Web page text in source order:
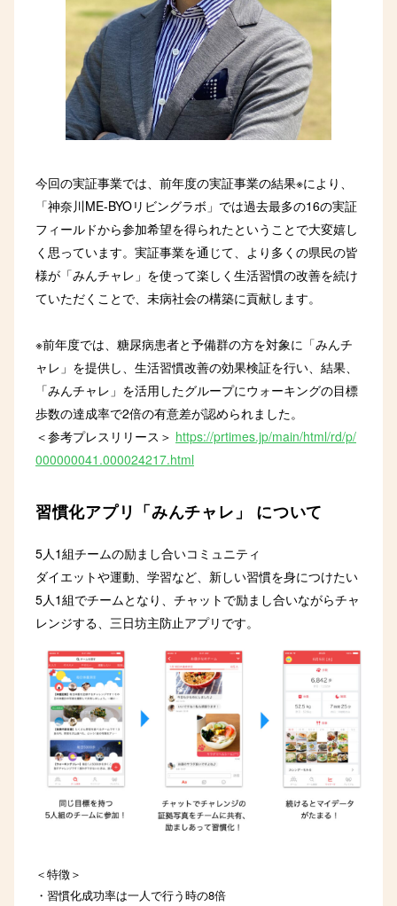
今回の実証事業では、前年度の実証事業の結果※により、
「神奈川ME-BYOリビングラボ」では過去最多の16の実証
フィールドから参加希望を得られたということで大変嬉し
く思っています。実証事業を通じて、より多くの県民の皆
様が「みんチャレ」を使って楽しく生活習慣の改善を続け
ていただくことで、未病社会の構築に貢献します。
※前年度では、糖尿病患者と予備群の方を対象に「みんチ
ャレ」を提供し、生活習慣改善の効果検証を行い、結果、
「みんチャレ」を活用したグループにウォーキングの目標
歩数の達成率で2倍の有意差が認められました。
＜参考プレスリリース＞ https://prtimes.jp/main/html/rd/p/
000000041.000024217.html
習慣化アプリ「みんチャレ」 について
5人1組チームの励まし合いコミュニティ
ダイエットや運動、学習など、新しい習慣を身につけたい
5人1組でチームとなり、チャットで励まし合いながらチャ
レンジする、三日坊主防止アプリです。
＜特徴＞
・習慣化成功率は一人で行う時の8倍